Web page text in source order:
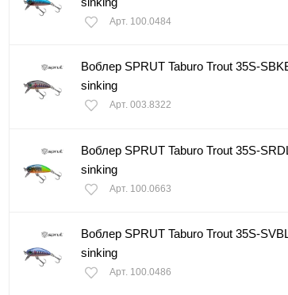
Арт. 100.0484
Воблер SPRUT Taburo Trout 35S-
sinking
Арт. 003.8322
Воблер SPRUT Taburo Trout 35S-
sinking
Арт. 100.0663
Воблер SPRUT Taburo Trout 35S-
sinking
Арт. 100.0486